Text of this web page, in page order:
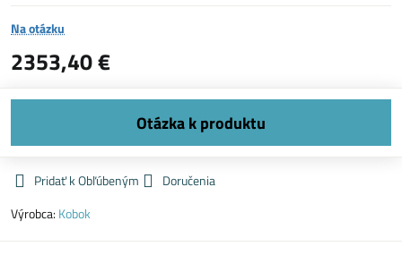
Na otázku
2353,40 €
Pridať k Obľúbeným
Doručenia
Výrobca: Kobok